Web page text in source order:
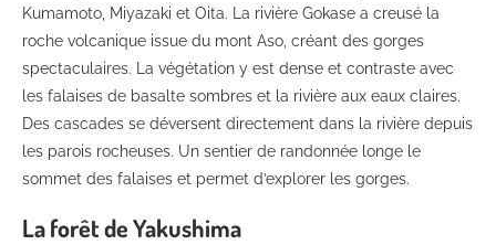
Kumamoto, Miyazaki et Oita. La rivière Gokase a creusé la
roche volcanique issue du mont Aso, créant des gorges
spectaculaires. La végétation y est dense et contraste avec
les falaises de basalte sombres et la rivière aux eaux claires.
Des cascades se déversent directement dans la rivière depuis
les parois rocheuses. Un sentier de randonnée longe le
sommet des falaises et permet d’explorer les gorges.
La forêt de Yakushima